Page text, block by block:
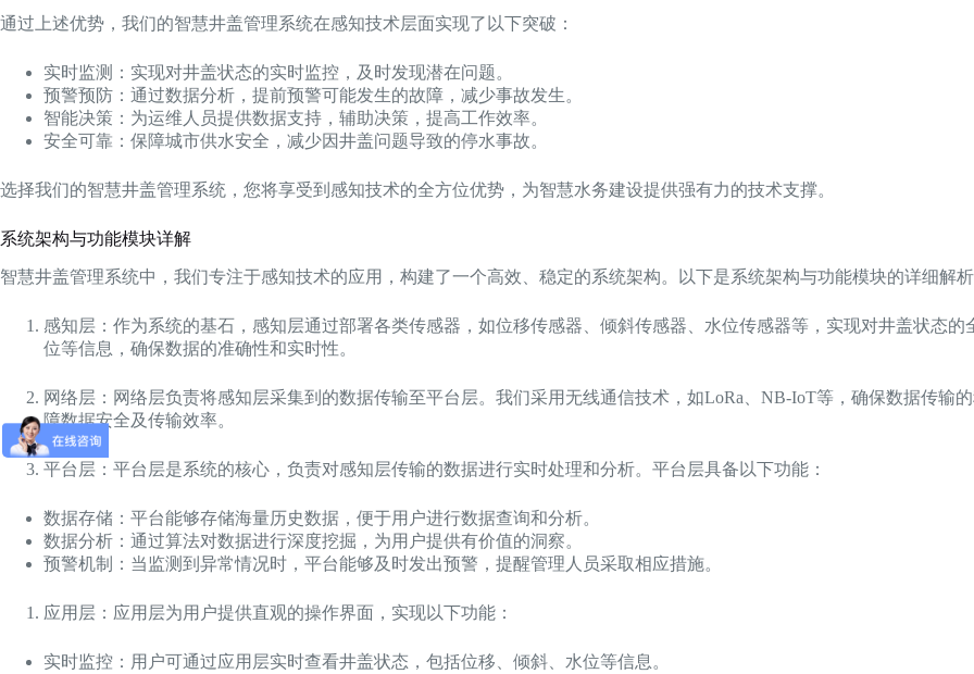
通过上述优势，我们的智慧井盖管理系统在感知技术层面实现了以下突破：
实时监测：实现对井盖状态的实时监控，及时发现潜在问题。
预警预防：通过数据分析，提前预警可能发生的故障，减少事故发生。
智能决策：为运维人员提供数据支持，辅助决策，提高工作效率。
安全可靠：保障城市供水安全，减少因井盖问题导致的停水事故。
选择我们的智慧井盖管理系统，您将享受到感知技术的全方位优势，为智慧水务建设提供强有力的技术支撑。
系统架构与功能模块详解
智慧井盖管理系统中，我们专注于感知技术的应用，构建了一个高效、稳定的系统架构。以下是系统架构与功能模块的详细解
感知层：作为系统的基石，感知层通过部署各类传感器，如位移传感器、倾斜传感器、水位传感器等，实现对井盖状态
位等信息，确保数据的准确性和实时性。
网络层：网络层负责将感知层采集到的数据传输至平台层。我们采用无线通信技术，如LoRa、NB-IoT等，确保数据传输
障数据安全及传输效率。
平台层：平台层是系统的核心，负责对感知层传输的数据进行实时处理和分析。平台层具备以下功能：
数据存储：平台能够存储海量历史数据，便于用户进行数据查询和分析。
数据分析：通过算法对数据进行深度挖掘，为用户提供有价值的洞察。
预警机制：当监测到异常情况时，平台能够及时发出预警，提醒管理人员采取相应措施。
应用层：应用层为用户提供直观的操作界面，实现以下功能：
实时监控：用户可通过应用层实时查看井盖状态，包括位移、倾斜、水位等信息。